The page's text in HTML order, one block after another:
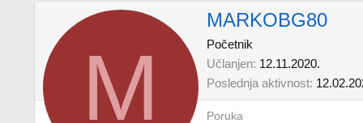
M
MARKOBG80
Početnik
Učlanjen 12.11.2020.
Poslednja aktivnost
Poruka